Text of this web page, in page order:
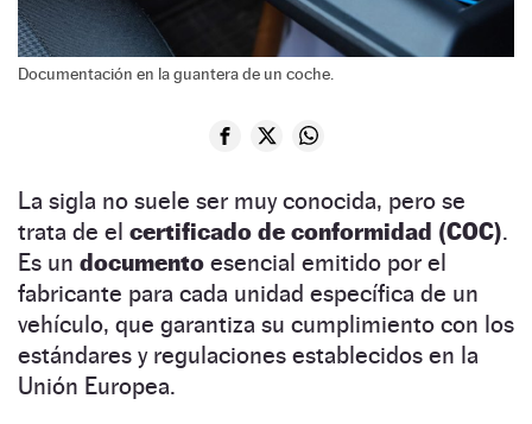
Documentación en la guantera de un coche.
La sigla no suele ser muy conocida, pero se
trata de el certificado de conformidad (COC).
Es un documento esencial emitido por el
fabricante para cada unidad específica de un
vehículo, que garantiza su cumplimiento con los
estándares y regulaciones establecidos en la
Unión Europea.